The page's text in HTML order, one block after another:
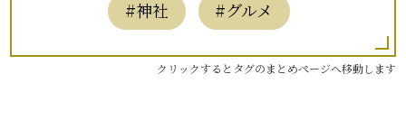
#神社 #グルメ
クリックするとタグのまとめページへ移動します